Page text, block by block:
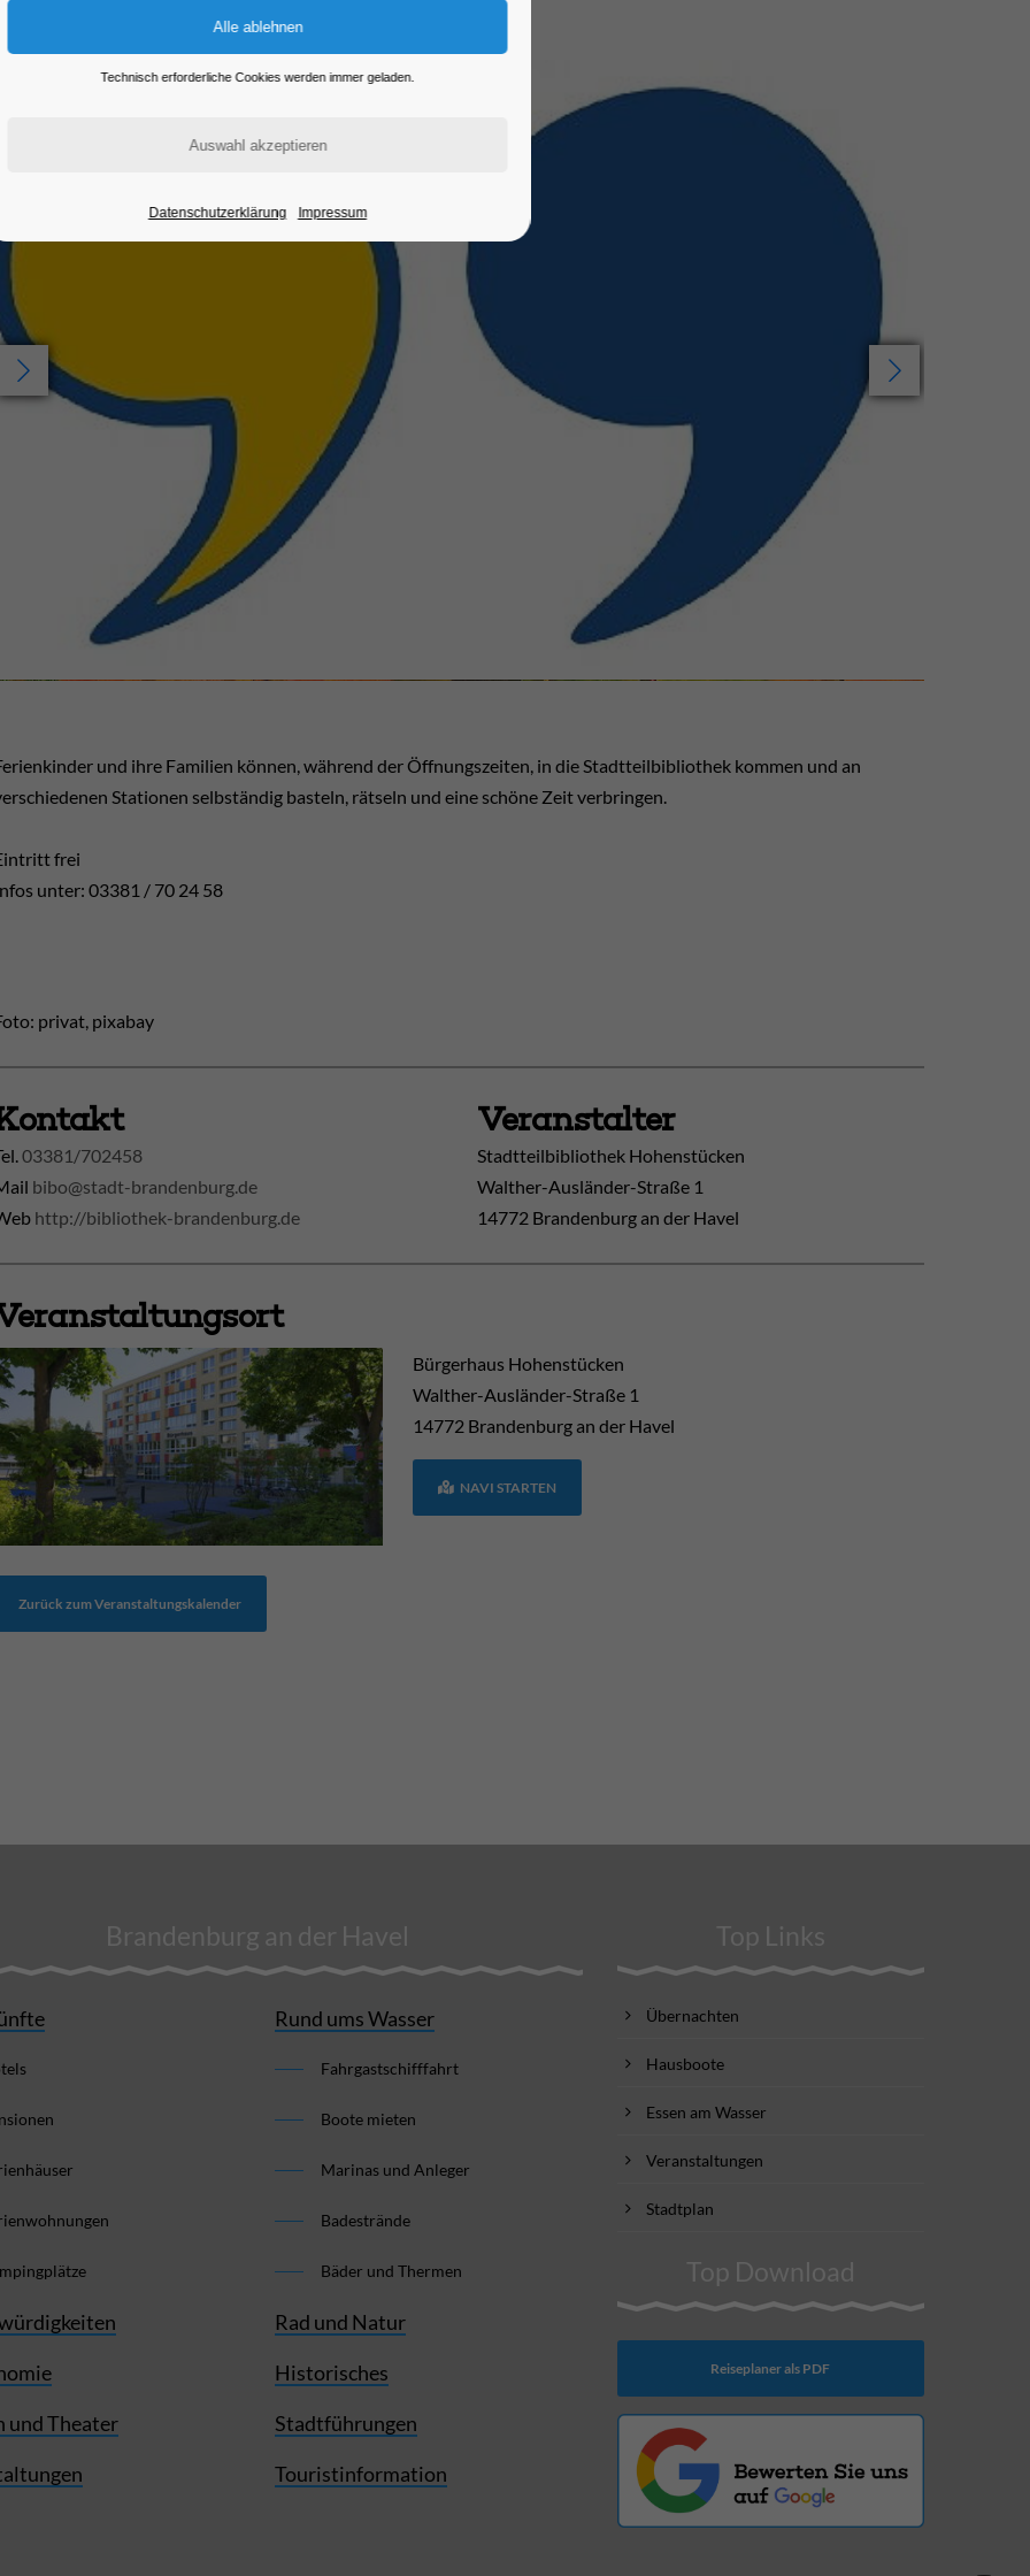
Eintritt frei
und ihre Familien können, während der Öffnungszeiten, in die Stadtteilbibliothek kommen und an
Stationen selbständig basteln, rätseln und eine schöne Zeit verbringen.
frei
unter: 03381 / 70 24 58
privat, pixabay
03381/702458
bibo@stadt-brandenburg.de
http://bibliothek-brandenburg.de
Veranstalter
Stadtteilbibliothek Hohenstücken
Walther-Ausländer-Straße 1
14772 Brandenburg an der Havel
Bürgerhaus Hohenstücken
Walther-Ausländer-Straße 1
14772 Brandenburg an der Havel
NAVI STARTEN
Zurück zum Veranstaltungskalender
Brandenburg an der Havel
und Theater
Rund ums Wasser
Fahrgastschifffahrt
Boote mieten
Marinas und Anleger
Badestrände
Bäder und Thermen
Rad und Natur
Historisches
Stadtführungen
Touristinformation
Top Links
Übernachten
Hausboote
Essen am Wasser
Veranstaltungen
Stadtplan
Top Download
Reiseplaner als PDF
Technisch erforderliche Cookies werden immer geladen.
Datenschutzerklärung Impressum